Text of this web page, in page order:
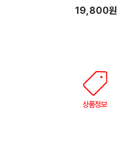
자기 머그 기프팅
19,800원
상품정보